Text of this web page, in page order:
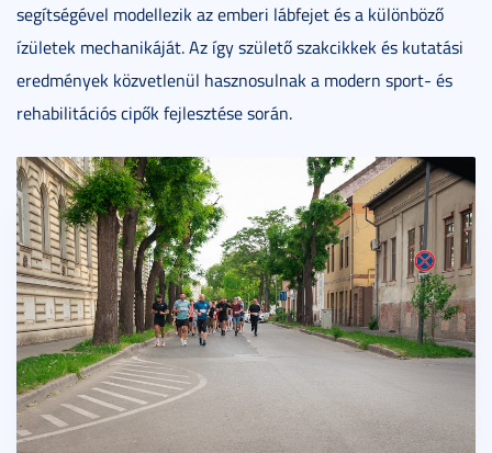
segítségével modellezik az emberi lábfejet és a különböző
ízületek mechanikáját. Az így születő szakcikkek és kutatási
eredmények közvetlenül hasznosulnak a modern sport- és
rehabilitációs cipők fejlesztése során.